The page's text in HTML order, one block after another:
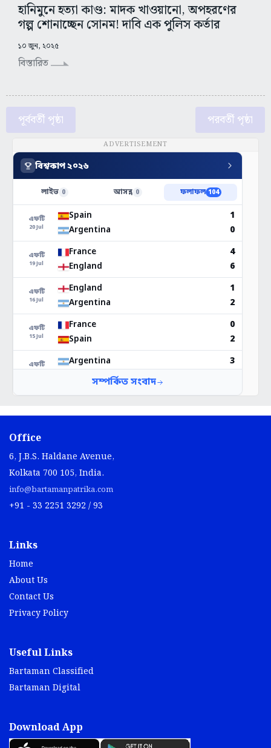
হানিমুনে হত্যা কাণ্ড: মাদক খাওয়ানো, অপহরণের
গল্প শোনাচ্ছেন সোনম! দাবি এক পুলিস কর্তার
১০ জুন, ২০২৫
বিস্তারিত
পূর্ববর্তী পৃষ্ঠা পরবর্তী পৃষ্ঠা
ADVERTISEMENT
Office
6, J.B.S. Haldane Avenue,
Kolkata 700 105, India.
info@bartamanpatrika.com
+91 - 33 2251 3292 / 93
Links
Home
About Us
Contact Us
Privacy Policy
Useful Links
Bartaman Classified
Bartaman Digital
Download App